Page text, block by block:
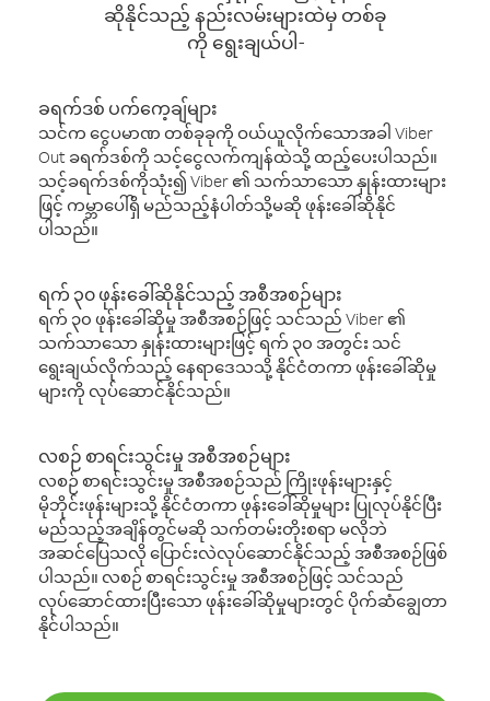
ဆိုနိုင်သည့် နည်းလမ်းများထဲမှ တစ်ခု
ကို ရွေးချယ်ပါ-
ခရက်ဒစ် ပက်ကေ့ချ်များ
သင်က ငွေပမာဏ တစ်ခုခုကို ဝယ်ယူလိုက်သောအခါ Viber
Out ခရက်ဒစ်ကို သင့်ငွေလက်ကျန်ထဲသို့ ထည့်ပေးပါသည်။
သင့်ခရက်ဒစ်ကိုသုံး၍ Viber ၏ သက်သာသော နှုန်းထားများ
ဖြင့် ကမ္ဘာပေါ်ရှိ မည်သည့်နံပါတ်သို့မဆို ဖုန်းခေါ်ဆိုနိုင်
ပါသည်။
ရက် ၃၀ ဖုန်းခေါ်ဆိုနိုင်သည့် အစီအစဉ်များ
ရက် ၃၀ ဖုန်းခေါ်ဆိုမှု အစီအစဉ်ဖြင့် သင်သည် Viber ၏
သက်သာသော နှုန်းထားများဖြင့် ရက် ၃၀ အတွင်း သင်
ရွေးချယ်လိုက်သည့် နေရာဒေသသို့ နိုင်ငံတကာ ဖုန်းခေါ်ဆိုမှု
များကို လုပ်ဆောင်နိုင်သည်။
လစဉ် စာရင်းသွင်းမှု အစီအစဉ်များ
လစဉ် စာရင်းသွင်းမှု အစီအစဉ်သည် ကြိုးဖုန်းများနှင့်
မိုဘိုင်းဖုန်းများသို့ နိုင်ငံတကာ ဖုန်းခေါ်ဆိုမှုများ ပြုလုပ်နိုင်ပြီး
မည်သည့်အချိန်တွင်မဆို သက်တမ်းတိုးစရာ မလိုဘဲ
အဆင်ပြေသလို ပြောင်းလဲလုပ်ဆောင်နိုင်သည့် အစီအစဉ်ဖြစ်
ပါသည်။ လစဉ် စာရင်းသွင်းမှု အစီအစဉ်ဖြင့် သင်သည်
လုပ်ဆောင်ထားပြီးသော ဖုန်းခေါ်ဆိုမှုများတွင် ပိုက်ဆံချွေတာ
နိုင်ပါသည်။